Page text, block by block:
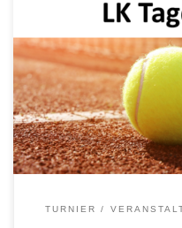
Am Sonntag, 11. August
Hofgeismar findet das
Konkurrenzen: Damen 30
rund um das Turnier könnt ihr
Turnierverantwortlichen
2816 272, email […]
TURNIER